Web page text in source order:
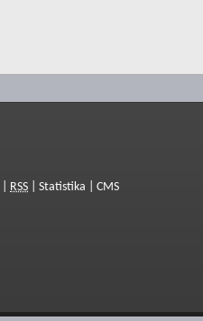
RSS Statistika CMS